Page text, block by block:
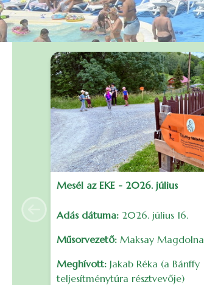
Mesél az EKE - 2026. július
Adás dátuma: 2026. július 16.
Műsorvezető: Maksay Magdolna
Meghívott: Jakab Réka (a Bánffy
teljesítménytúra résztvevője)
Anterior